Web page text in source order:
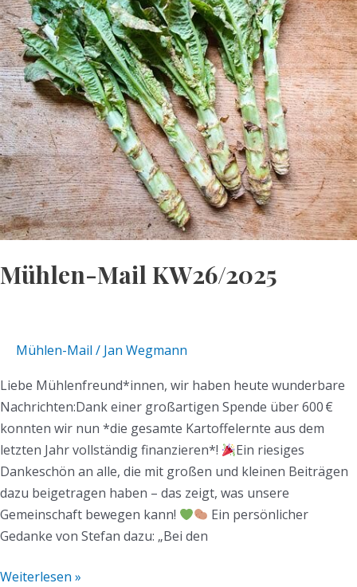
Mühlen-Mail KW26/2025
Mühlen-Mail / Jan Wegmann
Liebe Mühlenfreund*innen, wir haben heute wunderbare
Nachrichten:Dank einer großartigen Spende über 600 €
konnten wir nun *die gesamte Kartoffelernte aus dem
letzten Jahr vollständig finanzieren*!
Ein riesiges
Dankeschön an alle, die mit großen und kleinen Beiträgen
dazu beigetragen haben – das zeigt, was unsere
Gemeinschaft bewegen kann!
Ein persönlicher
Gedanke von Stefan dazu: „Bei den
Weiterlesen »